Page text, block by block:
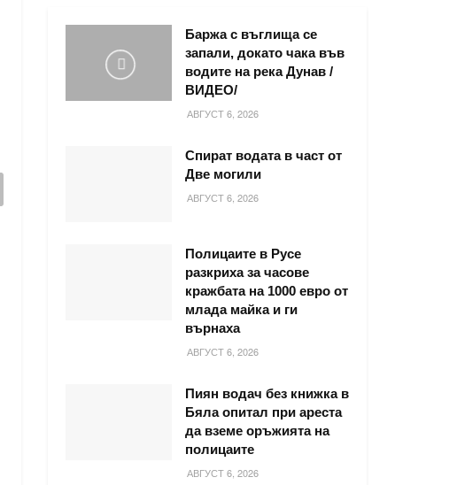
Баржа с въглища се
запали, докато чака във
водите на река Дунав /
ВИДЕО/
АВГУСТ 6, 2026
Спират водата в част от
Две могили
АВГУСТ 6, 2026
Полицаите в Русе
разкриха за часове
кражбата на 1000 евро от
млада майка и ги
върнаха
АВГУСТ 6, 2026
Пиян водач без книжка в
Бяла опитал при ареста
да вземе оръжията на
полицаите
АВГУСТ 6, 2026